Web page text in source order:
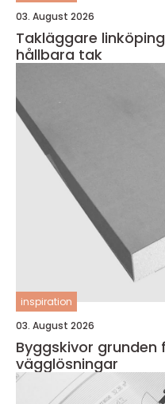
03. August 2026
Takläggare linköping kunskap, trygghet och
hållbara tak
inspiration
03. August 2026
Byggskivor grunden för hållbara och smarta
vägglösningar